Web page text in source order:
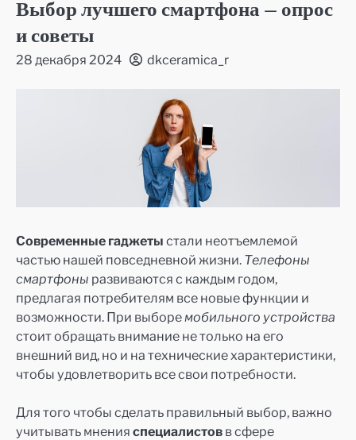
Выбор лучшего смартфона — опрос
и советы
28 декабря 2024 dkceramica_r
Современные гаджеты стали неотъемлемой
частью нашей повседневной жизни. Телефоны
смартфоны развиваются с каждым годом,
предлагая потребителям все новые функции и
возможности. При выборе мобильного устройства
стоит обращать внимание не только на его
внешний вид, но и на технические характеристики,
чтобы удовлетворить все свои потребности.
Для того чтобы сделать правильный выбор, важно
учитывать мнения специалистов в сфере